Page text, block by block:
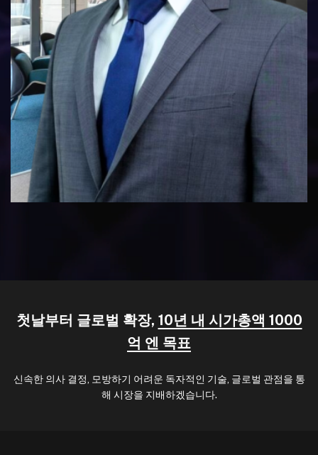
첫날부터 글로벌 확장, 10년 내 시가총액 1000
억 엔 목표
신속한 의사 결정, 모방하기 어려운 독자적인 기술, 글로벌 관점을 통
해 시장을 지배하겠습니다.